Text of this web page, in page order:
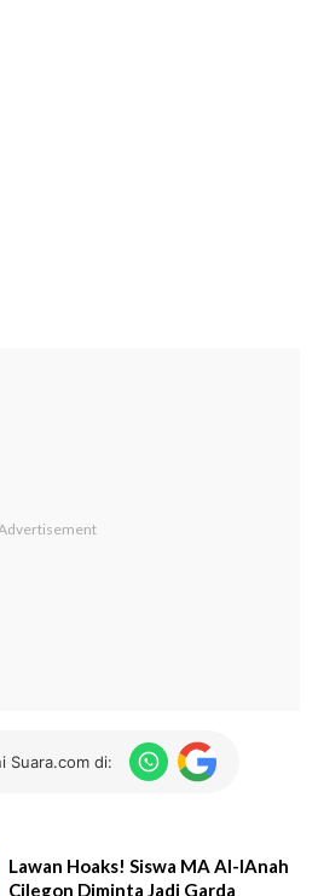
Suara.com di:
Lawan Hoaks! Siswa MA Al-IAnah
Cilegon Diminta Jadi Garda